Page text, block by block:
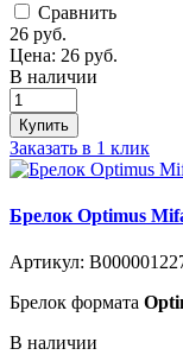
Cравнить
26 руб.
Цена: 26 руб.
В наличии
Купить
Заказать в 1 клик
Брелок Optimus
Артикул:
Брелок формата
В наличии